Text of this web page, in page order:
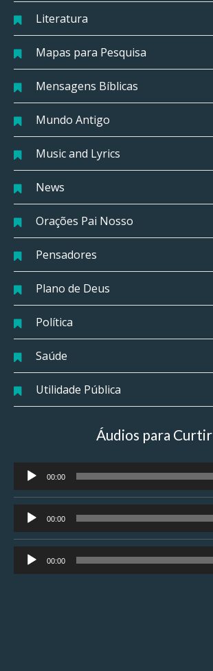
Literatura
Mapas para Pesquisa
Mensagens Bíblicas
Mundo Antigo
Music and Lyrics
News
Orações Pai Nosso
Pensadores
Plano de Deus
Política
Saúde
Utilidade Pública
Áudios para Curtir
Tocador
de
áudio
00:00
Tocador
de
áudio
00:00
Tocador
de
00:00